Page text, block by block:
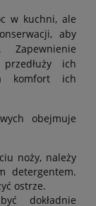
w kuchni, ale
aby
ich
komfort ich
obejmuje
noży, należy
detergentem.
ostrze.
dokładnie